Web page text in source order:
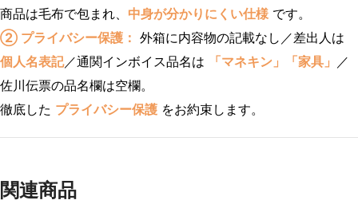
商品は毛布で包まれ、 中身が分かりにくい仕様 です。
② プライバシー保護： 外箱に内容物の記載なし／差出人は
個人名表記／通関インボイス品名は 「マネキン」「家具」 ／
佐川伝票の品名欄は空欄。
徹底した プライバシー保護 をお約束します。
関連商品